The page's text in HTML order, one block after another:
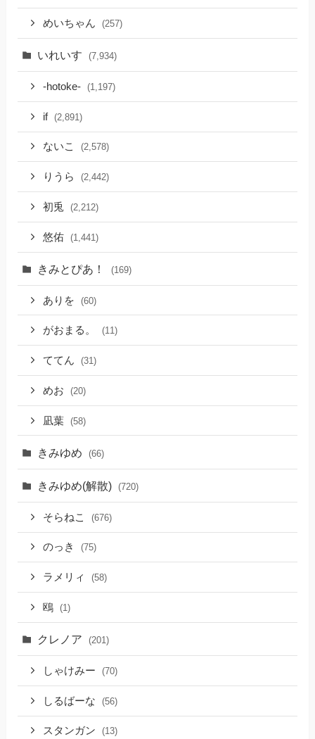
めいちゃん (257)
いれいす (7,934)
-hotoke- (1,197)
if (2,891)
ないこ (2,578)
りうら (2,442)
初兎 (2,212)
悠佑 (1,441)
きみとぴあ！ (169)
ありを (60)
がおまる。 (11)
ててん (31)
めお (20)
凪葉 (58)
きみゆめ (66)
きみゆめ(解散) (720)
そらねこ (676)
のっき (75)
ラメリィ (58)
鴎 (1)
クレノア (201)
しゃけみー (70)
しるばーな (56)
スタンガン (13)